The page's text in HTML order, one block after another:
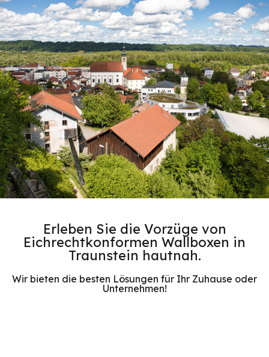
Erleben Sie die Vorzüge von
Eichrechtkonformen Wallboxen in
Traunstein hautnah.
Wir bieten die besten Lösungen für Ihr Zuhause oder
Unternehmen!